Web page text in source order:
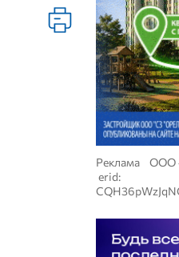
Реклама
erid: